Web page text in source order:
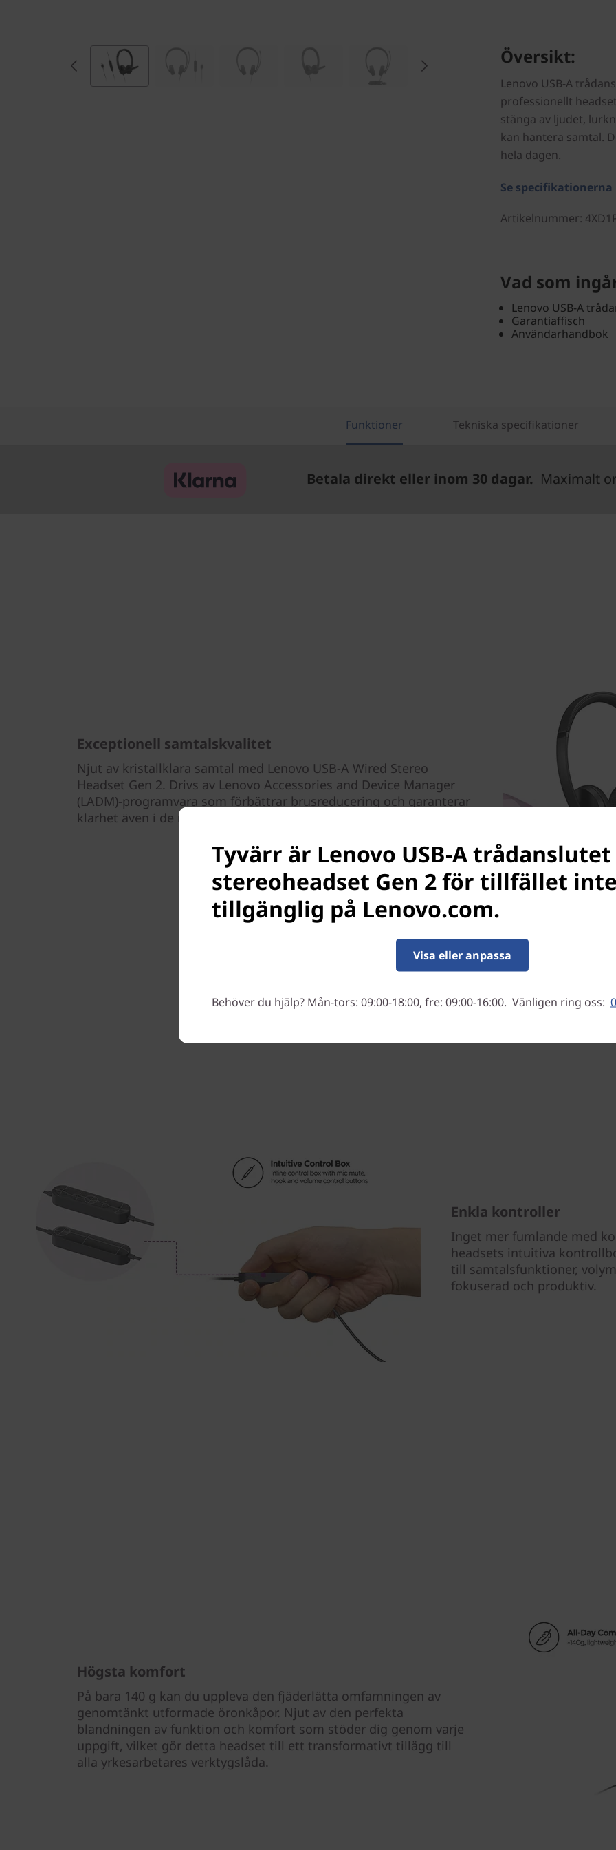
Översikt:
Lenovo USB-A
professionellt
stänga av ljudet,
kan hantera samtal.
hela dagen.
Se specifikationerna
Artikelnummer:
Vad som
Lenovo USB-A
Garantiaffisch
Användarhandbok
Funktioner Tekniska specifikationer
Betala direkt eller inom 30 dagar. Maximalt
Exceptionell samtalskvalitet
Njut av kristallklara samtal med Lenovo USB-A Wired Stereo
Headset Gen 2. Drivs av Lenovo Accessories and Device Manager
(LADM)-programvara som förbättrar brusreducering och garanterar
klarhet även i de mest trafikerade miljöerna.
Enkla kontroller
Inget mer fumlande med
headsets intuitiva
till samtalsfunktioner,
fokuserad och produktiv.
Högsta komfort
På bara 140 g kan du uppleva den fjäderlätta omfamningen av
genomtänkt utformade öronkåpor. Njut av den perfekta
blandningen av funktion och komfort som stöder dig genom varje
uppgift, vilket gör detta headset till ett transformativt tillägg till
alla yrkesarbetares verktygslåda.
Tyvärr är Lenovo USB-A trådanslutet
stereoheadset Gen 2 för tillfället
tillgänglig på Lenovo.com.
Visa eller anpassa
Behöver du hjälp? Mån-tors: 09:00-18:00, fre: 09:00-16:00. Vänligen ring oss: